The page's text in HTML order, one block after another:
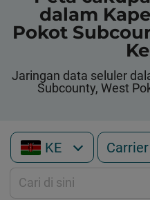
dalam
Pokot
Jaringan data seluler
Subcounty, West
KE